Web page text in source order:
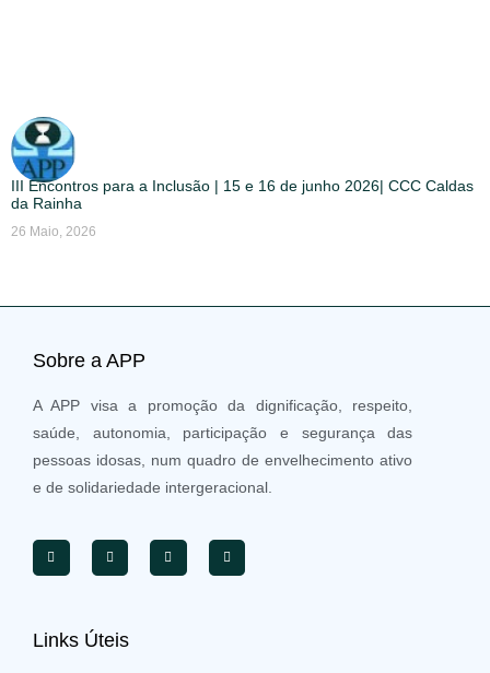
III Encontros para a Inclusão | 15 e 16 de junho 2026| CCC Caldas
da Rainha
26 Maio, 2026
Sobre a APP
A APP visa a promoção da dignificação, respeito,
saúde, autonomia, participação e segurança das
pessoas idosas, num quadro de envelhecimento ativo
e de solidariedade intergeracional.
Links Úteis